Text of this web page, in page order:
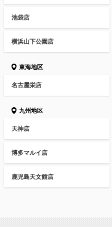
池袋店
横浜山下公園店
東海地区
名古屋栄店
九州地区
天神店
博多マルイ店
鹿児島天文館店